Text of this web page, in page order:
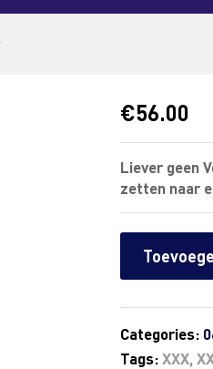
€56.00
Liever geen
zetten naar
Categories:
Tags:XXX,